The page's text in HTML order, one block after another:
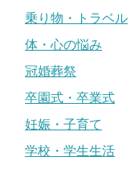
乗り物・トラベル
体・心の悩み
冠婚葬祭
卒園式・卒業式
妊娠・子育て
学校・学生生活